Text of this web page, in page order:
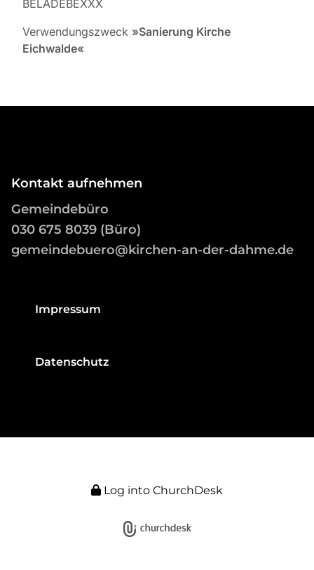
BELADEBEXXX
Verwendungszweck »Sanierung Kirche
Eichwalde«
Kontakt aufnehmen
Gemeindebüro
030 675 8039 (Büro)
gemeindebuero@kirchen-an-der-dahme.de
Impressum
Datenschutz
Log into ChurchDesk